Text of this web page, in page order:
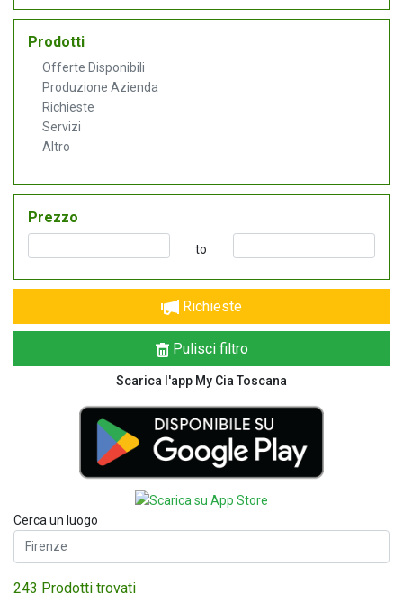
Prodotti
Offerte Disponibili
Produzione Azienda
Richieste
Servizi
Altro
Prezzo
to
Richieste
Pulisci filtro
Scarica l'app My Cia Toscana
Cerca un luogo
243 Prodotti trovati